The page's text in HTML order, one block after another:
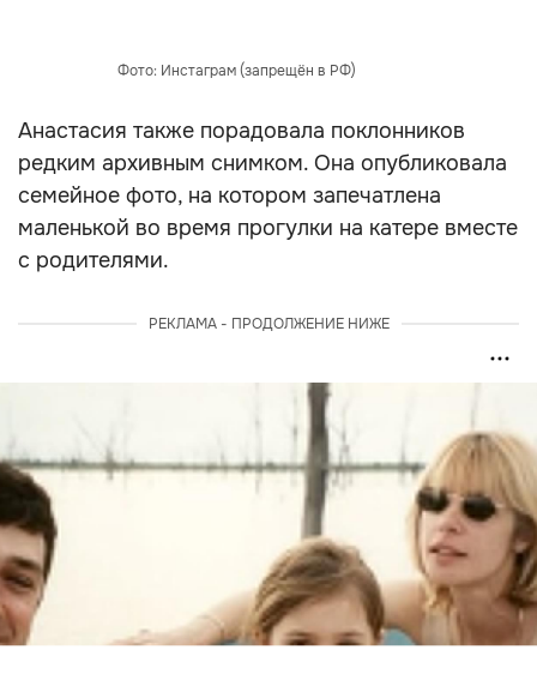
Фото: Инстаграм (запрещён в РФ)
Анастасия также порадовала поклонников
редким архивным снимком. Она опубликовала
семейное фото, на котором запечатлена
маленькой во время прогулки на катере вместе
с родителями.
РЕКЛАМА - ПРОДОЛЖЕНИЕ НИЖЕ